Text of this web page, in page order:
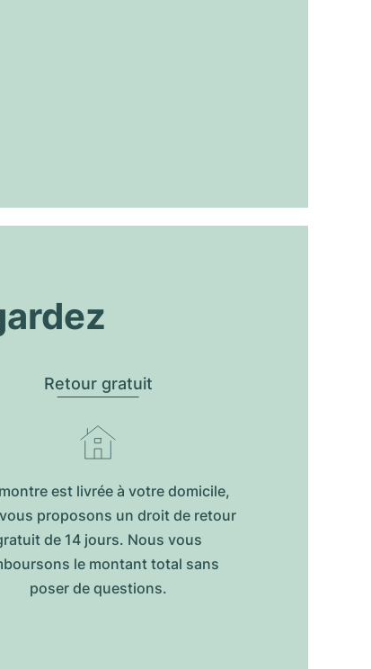
Retour gratuit
est livrée à votre domicile,
proposons un droit de retour
de 14 jours. Nous vous
le montant total sans
poser de questions.